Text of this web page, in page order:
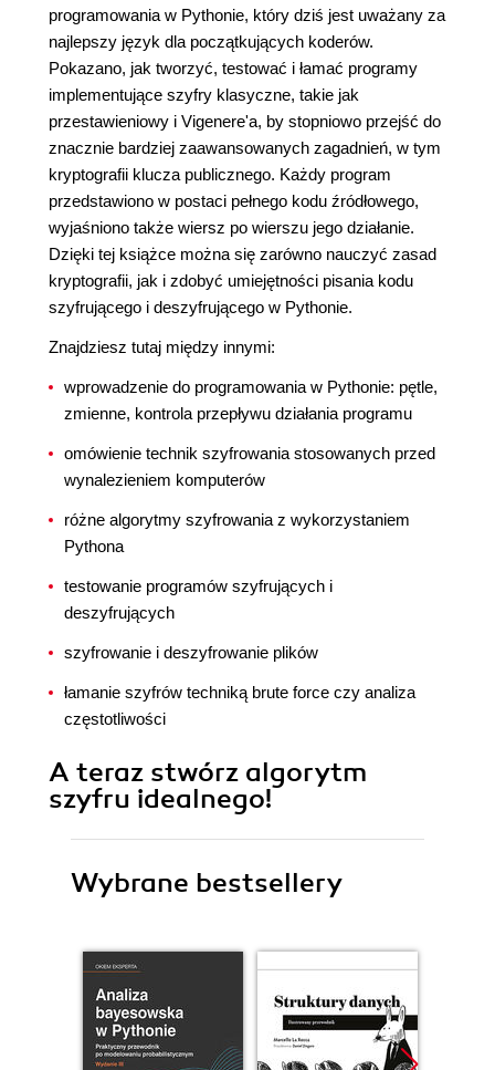
programowania w Pythonie, który dziś jest uważany za
najlepszy język dla początkujących koderów.
Pokazano, jak tworzyć, testować i łamać programy
implementujące szyfry klasyczne, takie jak
przestawieniowy i Vigenere'a, by stopniowo przejść do
znacznie bardziej zaawansowanych zagadnień, w tym
kryptografii klucza publicznego. Każdy program
przedstawiono w postaci pełnego kodu źródłowego,
wyjaśniono także wiersz po wierszu jego działanie.
Dzięki tej książce można się zarówno nauczyć zasad
kryptografii, jak i zdobyć umiejętności pisania kodu
szyfrującego i deszyfrującego w Pythonie.
Znajdziesz tutaj między innymi:
wprowadzenie do programowania w Pythonie: pętle,
zmienne, kontrola przepływu działania programu
omówienie technik szyfrowania stosowanych przed
wynalezieniem komputerów
różne algorytmy szyfrowania z wykorzystaniem
Pythona
testowanie programów szyfrujących i
deszyfrujących
szyfrowanie i deszyfrowanie plików
łamanie szyfrów techniką brute force czy analiza
częstotliwości
A teraz stwórz algorytm
szyfru idealnego!
Wybrane bestsellery